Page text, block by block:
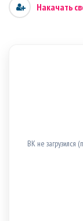
Накачать
ВК не загрузился